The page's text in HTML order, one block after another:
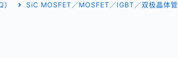
SiC MOSFET／MOSFET／IGBT／双极晶体管